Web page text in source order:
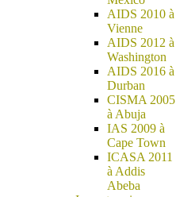
AIDS 2010 à
Vienne
AIDS 2012 à
Washington
AIDS 2016 à
Durban
CISMA 2005
à Abuja
IAS 2009 à
Cape Town
ICASA 2011
à Addis
Abeba